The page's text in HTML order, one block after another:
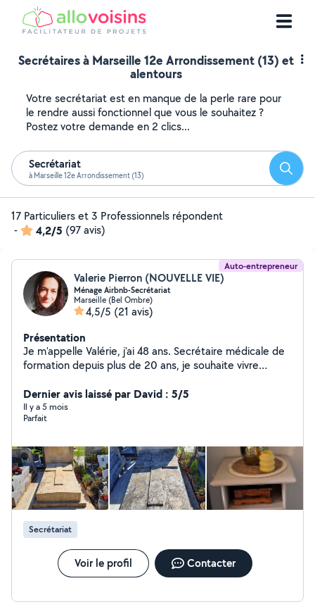
Secrétaires à Marseille 12e Arrondissement (13) et
alentours
Votre secrétariat est en manque de la perle rare pour
le rendre aussi fonctionnel que vous le souhaitez ?
Postez votre demande en 2 clics...
Secrétariat
à Marseille 12e Arrondissement (13)
17 Particuliers et 3 Professionnels répondent
-
4,2/5 (97 avis)
Auto-entrepreneur
Valerie Pierron (NOUVELLE VIE)
Ménage Airbnb-Secrétariat
Marseille (Bel Ombre)
4,5/5 (21 avis)
Présentation
Je m'appelle Valérie, j'ai 48 ans. Secrétaire médicale de
formation depuis plus de 20 ans, je souhaite vivre
mes services pour faire votre ménage et votre
repassage. Véhiculée, je peux aller faire vos courses et
les récupérer, livrer vos colis et/ou les récupérer.
En bref, je peux être celle dont vous avez besoin pour
vos menus travaux !! Alors n'hésitez pas à me contacter
Dernier avis laissé par David : 5/5
Il y a 5 mois
Parfait
Secrétariat
Voir le profil Contacter